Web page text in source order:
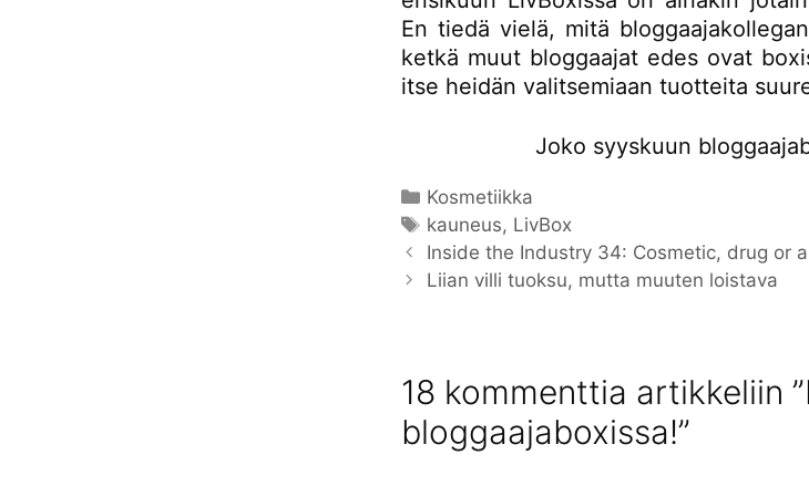
En tiedä vielä, mitä
ketkä muut bloggaajat edes ovat
itse heidän valitsemiaan tuotteita
Joko syyskuun
Kategoriat
Kosmetiikka
Avainsanat
kauneus, LivBox
Inside the Industry 34: Cosmetic, drug or
Liian villi tuoksu, mutta muuten loistava
18 kommenttia artikkeliin
bloggaajaboxissa!”